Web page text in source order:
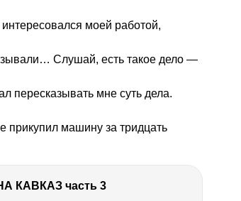
моей работой,
Слушай, есть такое дело —
пересказывать мне суть дела.
прикупил машину за тридцать
КАВКАЗ часть 3